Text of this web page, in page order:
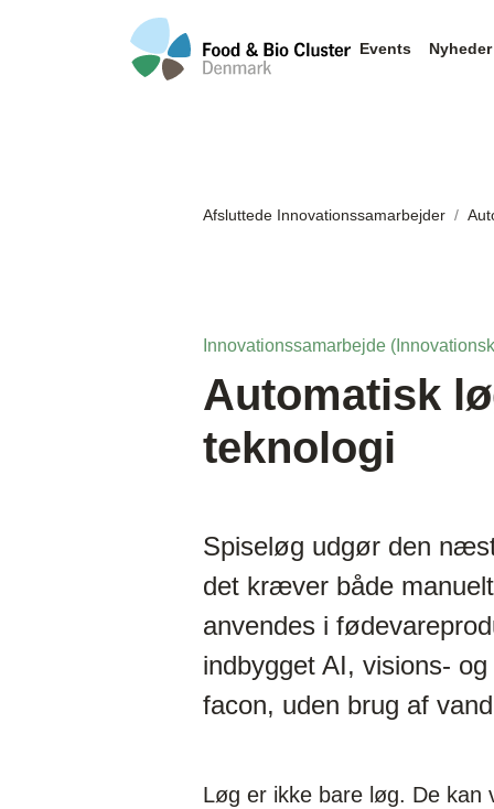
Events Nyheder
Afsluttede Innovationssamarbejder
Innovationssamarbejde
Automatisk
teknologi
Spiseløg udgør den
det kræver både
anvendes i
indbygget AI, visions-
facon, uden brug af
Løg er ikke bare løg. De